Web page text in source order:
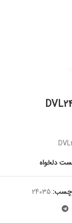
دلخواه
24035